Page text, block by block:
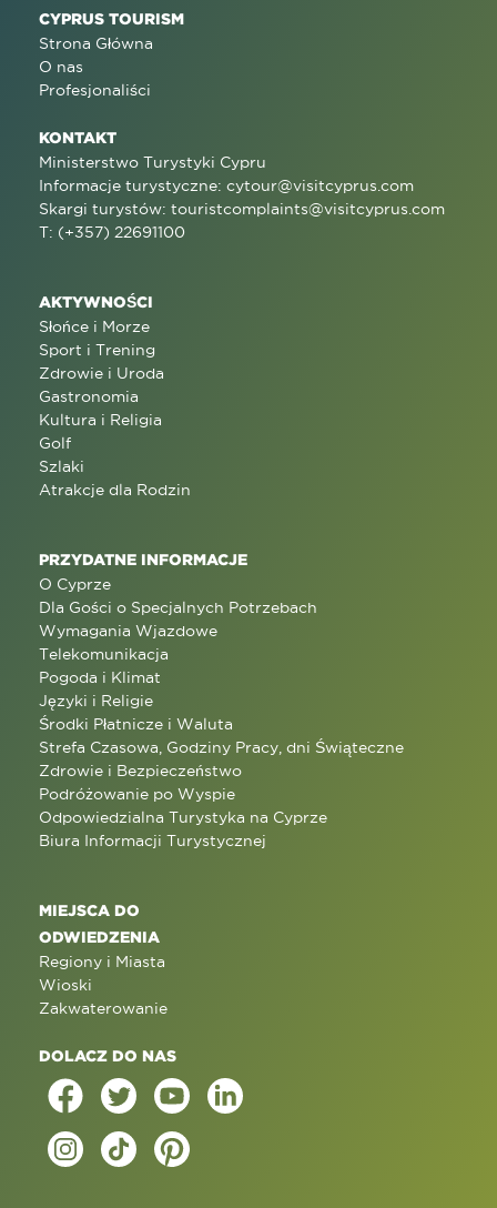
CYPRUS TOURISM
Strona Główna
O nas
Profesjonaliści
KONTAKT
Ministerstwo Turystyki Cypru
Informacje turystyczne: cytour@visitcyprus.com
Skargi turystów: touristcomplaints@visitcyprus.com
T: (+357) 22691100
AKTYWNOŚCI
Słońce i Morze
Sport i Trening
Zdrowie i Uroda
Gastronomia
Kultura i Religia
Golf
Szlaki
Atrakcje dla Rodzin
PRZYDATNE INFORMACJE
O Cyprze
Dla Gości o Specjalnych Potrzebach
Wymagania Wjazdowe
Telekomunikacja
Pogoda i Klimat
Języki i Religie
Środki Płatnicze i Waluta
Strefa Czasowa, Godziny Pracy, dni Świąteczne
Zdrowie i Bezpieczeństwo
Podróżowanie po Wyspie
Odpowiedzialna Turystyka na Cyprze
Biura Informacji Turystycznej
MIEJSCA DO
ODWIEDZENIA
Regiony i Miasta
Wioski
Zakwaterowanie
DOLACZ DO NAS